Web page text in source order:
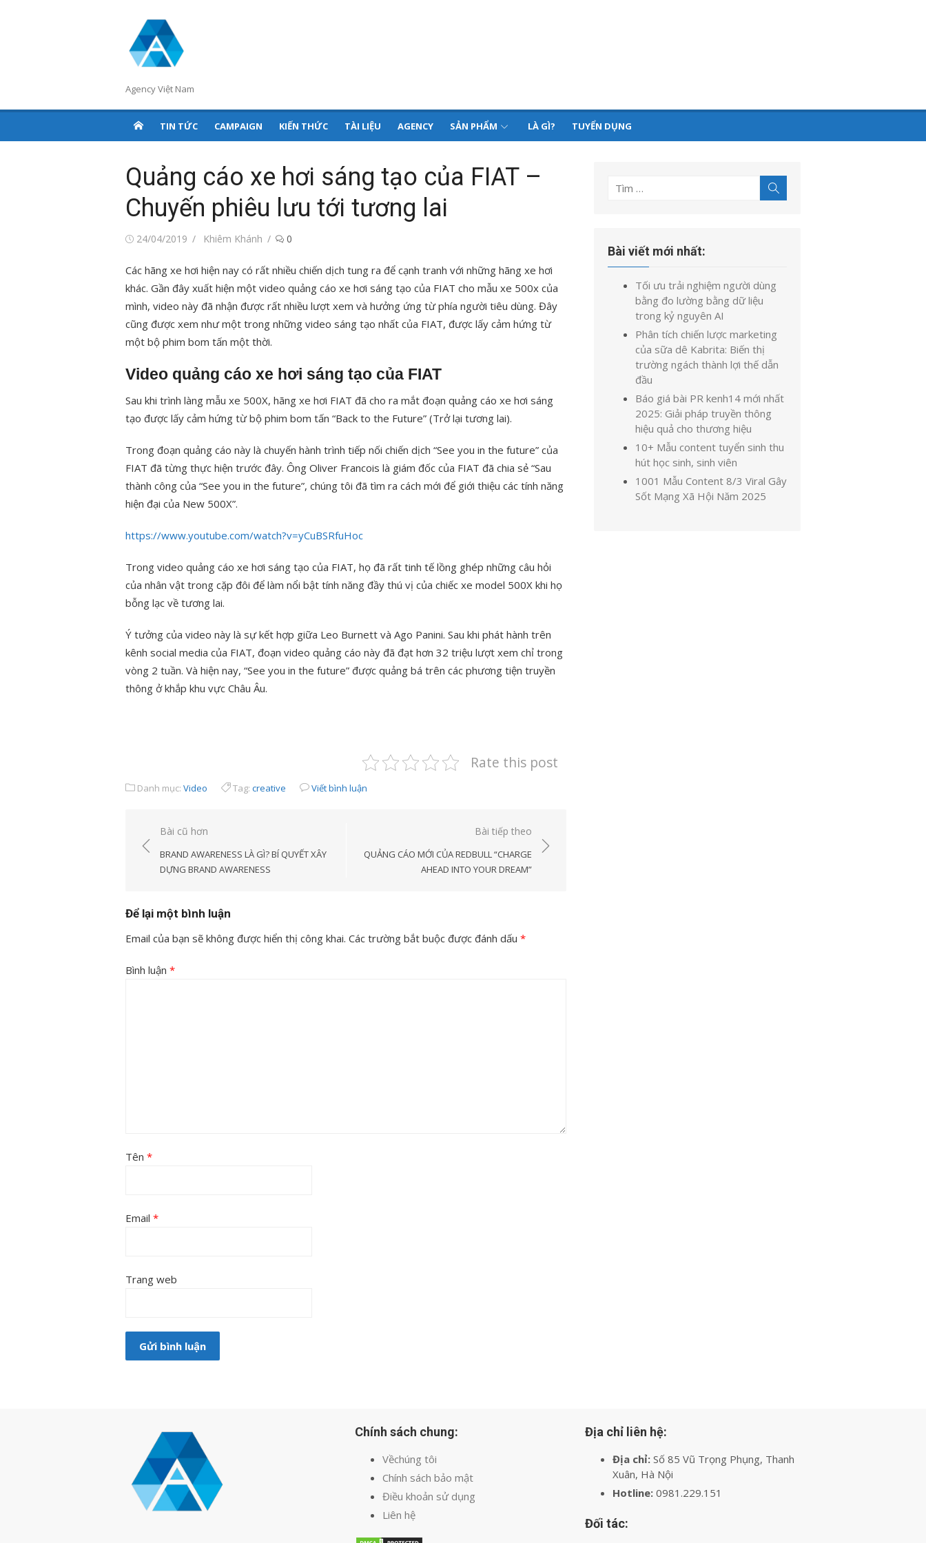
Agency Việt Nam
TIN TỨC CAMPAIGN KIẾN THỨC TÀI LIỆU AGENCY SẢN PHẨM LÀ GÌ? TUYỂN DỤNG
Quảng cáo xe hơi sáng tạo của FIAT –
Chuyến phiêu lưu tới tương lai
Đăng24/04/2019
Tác
Khiêm Khánh 0
Các hãng xe hơi hiện nay có rất nhiều chiến dịch tung ra để cạnh tranh với những hãng xe hơi
khác. Gần đây xuất hiện một video quảng cáo xe hơi sáng tạo của FIAT cho mẫu xe 500x của
mình, video này đã nhận được rất nhiều lượt xem và hưởng ứng từ phía người tiêu dùng. Đây
cũng được xem như một trong những video sáng tạo nhất của FIAT, được lấy cảm hứng từ
một bộ phim bom tấn một thời.
Video quảng cáo xe hơi sáng tạo của FIAT
Sau khi trình làng mẫu xe 500X, hãng xe hơi FIAT đã cho ra mắt đoạn quảng cáo xe hơi sáng
tạo được lấy cảm hứng từ bộ phim bom tấn “Back to the Future” (Trở lại tương lai).
Trong đoạn quảng cáo này là chuyến hành trình tiếp nối chiến dịch “See you in the future” của
FIAT đã từng thực hiện trước đây. Ông Oliver Francois là giám đốc của FIAT đã chia sẻ “Sau
thành công của “See you in the future”, chúng tôi đã tìm ra cách mới để giới thiệu các tính năng
hiện đại của New 500X”.
https://www.youtube.com/watch?v=yCuBSRfuHoc
Trong video quảng cáo xe hơi sáng tạo của FIAT, họ đã rất tinh tế lồng ghép những câu hỏi
của nhân vật trong cặp đôi để làm nổi bật tính năng đầy thú vị của chiếc xe model 500X khi họ
bỗng lạc về tương lai.
Ý tưởng của video này là sự kết hợp giữa Leo Burnett và Ago Panini. Sau khi phát hành trên
kênh social media của FIAT, đoạn video quảng cáo này đã đạt hơn 32 triệu lượt xem chỉ trong
vòng 2 tuần. Và hiện nay, “See you in the future” được quảng bá trên các phương tiện truyền
thông ở khắp khu vực Châu Âu.
Rate this post
Danh mục: Video Tag: creative Viết bình luận
Điều
hướng
Bài cũ hơn
BRAND AWARENESS LÀ GÌ? BÍ QUYẾT XÂY
DỰNG BRAND AWARENESS
Bài tiếp theo
QUẢNG CÁO MỚI CỦA REDBULL “CHARGE
AHEAD INTO YOUR DREAM”
Để lại một bình luận
Email của bạn sẽ không được hiển thị công khai. Các trường bắt buộc được đánh dấu *
Bình luận *
Tên *
Email *
Trang web
Tìm
kiếm
Bài viết mới nhất:
Tối ưu trải nghiệm người dùng
bằng đo lường bằng dữ liệu
trong kỷ nguyên AI
Phân tích chiến lược marketing
của sữa dê Kabrita: Biến thị
trường ngách thành lợi thế dẫn
đầu
Báo giá bài PR kenh14 mới nhất
2025: Giải pháp truyền thông
hiệu quả cho thương hiệu
10+ Mẫu content tuyển sinh thu
hút học sinh, sinh viên
1001 Mẫu Content 8/3 Viral Gây
Sốt Mạng Xã Hội Năm 2025
Chính sách chung:
Vềchúng tôi
Chính sách bảo mật
Điều khoản sử dụng
Liên hệ
Địa chỉ liên hệ:
Địa chỉ:Số 85 Vũ Trọng Phụng, Thanh
Xuân, Hà Nội
Hotline:0981.229.151
Đối tác: